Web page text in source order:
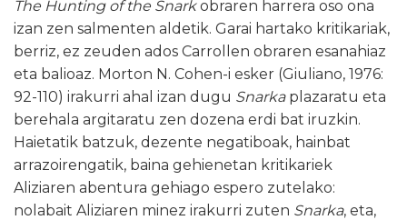
The Hunting of the Snarkobraren harrera oso ona
izan zen salmenten aldetik. Garai hartako kritikariak,
berriz, ez zeuden ados Carrollen obraren esanahiaz
eta balioaz. Morton N. Cohen-i esker (Giuliano, 1976:
92-110) irakurri ahal izan dugu Snarkaplazaratu eta
berehala argitaratu zen dozena erdi bat iruzkin.
Haietatik batzuk, dezente negatiboak, hainbat
arrazoirengatik, baina gehienetan kritikariek
Aliziaren abentura gehiago espero zutelako:
nolabait Aliziaren minez irakurri zuten Snarka, eta,